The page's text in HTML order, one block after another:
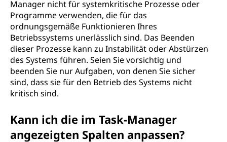
Manager nicht für systemkritische Prozesse oder
Programme verwenden, die für das
ordnungsgemäße Funktionieren Ihres
Betriebssystems unerlässlich sind. Das Beenden
dieser Prozesse kann zu Instabilität oder Abstürzen
des Systems führen. Seien Sie vorsichtig und
beenden Sie nur Aufgaben, von denen Sie sicher
sind, dass sie für den Betrieb des Systems nicht
kritisch sind.
Kann ich die im Task-Manager
angezeigten Spalten anpassen?